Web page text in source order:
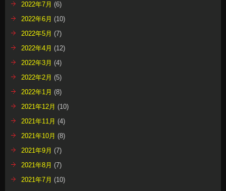
2022年7月 (6)
2022年6月 (10)
2022年5月 (7)
2022年4月 (12)
2022年3月 (4)
2022年2月 (5)
2022年1月 (8)
2021年12月 (10)
2021年11月 (4)
2021年10月 (8)
2021年9月 (7)
2021年8月 (7)
2021年7月 (10)